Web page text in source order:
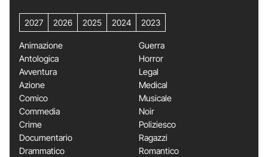
2027 2026 2025 2024 2023
Animazione
Antologica
Avventura
Azione
Comico
Commedia
Crime
Documentario
Drammatico
Guerra
Horror
Legal
Medical
Musicale
Noir
Poliziesco
Ragazzi
Romantico